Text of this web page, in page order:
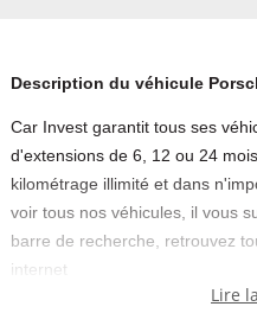
Description du véhicule
Car Invest garantit tous ses
d'extensions de 6, 12 ou 24
kilométrage illimité et dans
voir tous nos véhicules, il vous
barre de recherche, retrouvez
internet
Lire